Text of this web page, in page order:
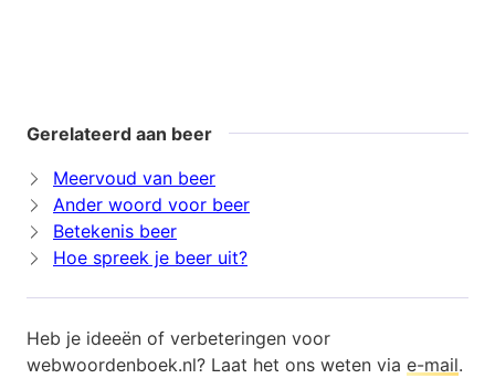
Gerelateerd aan beer
Meervoud van beer
Ander woord voor beer
Betekenis beer
Hoe spreek je beer uit?
Heb je ideeën of verbeteringen voor
webwoordenboek.nl? Laat het ons weten via e-mail.